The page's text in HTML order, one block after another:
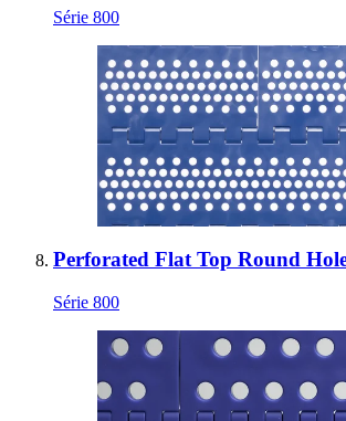
Série 800
Perforated Flat Top Round
Série 800